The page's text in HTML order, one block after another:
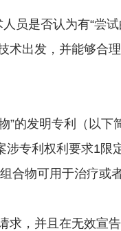
是否认为有“尝试
术出发，并能够合
发明专利（以下
专利权利要求1限
合物可用于治疗或
，并且在无效宣